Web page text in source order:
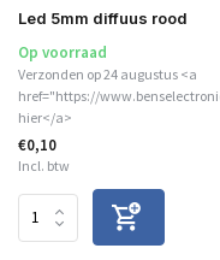
Led 5mm diffuus rood
Op voorraad
Verzonden op 24 augustus <a
href="https://
hier</a>
€0,10
Incl. btw